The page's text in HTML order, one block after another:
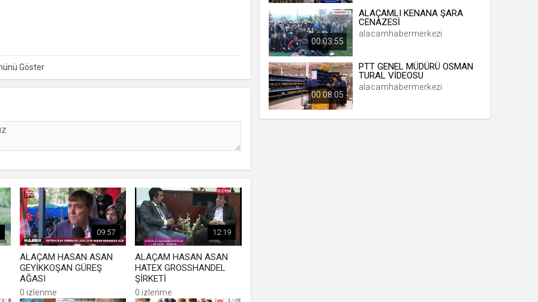
09:57
ALAÇAM HASAN ASAN
GEYİKKOŞAN GÜREŞ
AĞASI
0 izlenme
12:19
ALAÇAM HASAN ASAN
HATEX GROSSHANDEL
ŞİRKETİ
0 izlenme
00:03:55
ALAÇAMLI KENANA ŞARA
CENAZESİ
alacamhabermerkezi
00:08:05
PTT GENEL MÜDÜRÜ OSMAN
TURAL VİDEOSU
alacamhabermerkezi